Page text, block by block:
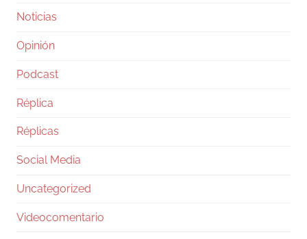
Noticias
Opinión
Podcast
Réplica
Réplicas
Social Media
Uncategorized
Videocomentario